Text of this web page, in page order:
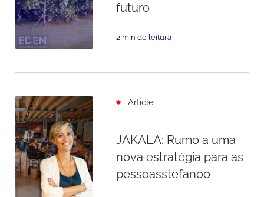
futuro
2 min de leitura
Article
JAKALA: Rumo a uma
nova estratégia para as
pessoasstefanoo